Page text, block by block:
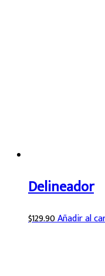
Delineador
$129.90Añadir al